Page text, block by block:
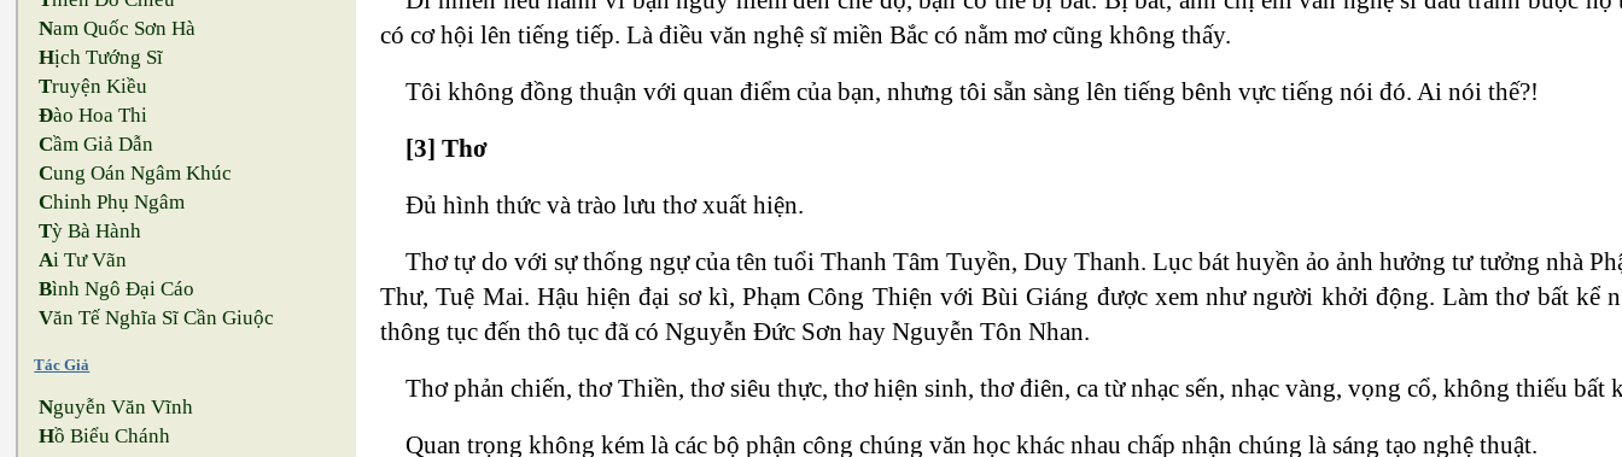
Nam Quốc Sơn Hà
Hịch Tướng Sĩ
Truyện Kiều
Đào Hoa Thi
Cầm Giả Dẫn
Cung Oán Ngâm Khúc
Chinh Phụ Ngâm
Tỳ Bà Hành
Ai Tư Vãn
Bình Ngô Đại Cáo
Văn Tế Nghĩa Sĩ Cần Giuộc
Tác Giả
Nguyễn Văn Vĩnh
Hồ Biểu Chánh
có cơ hội lên tiếng tiếp. Là điều văn nghệ sĩ miền Bắc có nằm mơ cũng không thấy.
Tôi không đồng thuận với quan điểm của bạn, nhưng tôi sẵn sàng lên tiếng bênh vực tiếng nói đó. Ai nói thế?!
[3] Thơ
Đủ hình thức và trào lưu thơ xuất hiện.
Thơ tự do với sự thống ngự của tên tuổi Thanh Tâm Tuyền, Duy Thanh. Lục bát huyền ảo ảnh hưởng tư tưởng nhà
Thư, Tuệ Mai. Hậu hiện đại sơ kì, Phạm Công Thiện với Bùi Giáng được xem như người khởi động. Làm thơ bất kể
thông tục đến thô tục đã có Nguyễn Đức Sơn hay Nguyễn Tôn Nhan.
Thơ phản chiến, thơ Thiền, thơ siêu thực, thơ hiện sinh, thơ điên, ca từ nhạc sến, nhạc vàng, vọng cổ, không thiếu bất
Quan trọng không kém là các bộ phận công chúng văn học khác nhau chấp nhận chúng là sáng tạo nghệ thuật.